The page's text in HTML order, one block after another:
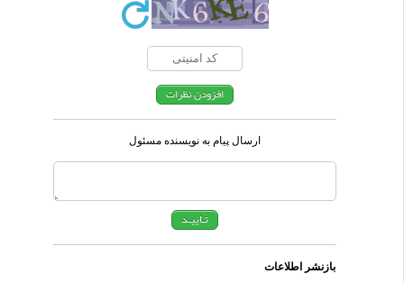
ارسال پیام به نویسنده مسئول
بازنشر اطلاعات